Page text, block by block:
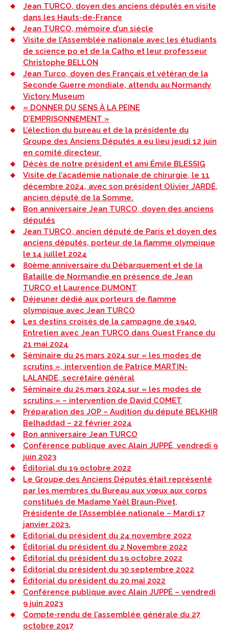
Jean TURCO, doyen des anciens députés en visite
dans les Hauts-de-France
Jean TURCO, mémoire d’un siècle
Visite de l’Assemblée nationale avec les étudiants
de science po et de la Catho et leur professeur
Christophe BELLON
Jean Turco, doyen des Français et vétéran de la
Seconde Guerre mondiale, attendu au Normandy
Victory Museum
« DONNER DU SENS À LA PEINE
D’EMPRISONNEMENT »
L’élection du bureau et de la présidente du
Groupe des Anciens Députés a eu lieu jeudi 12 juin
en comité directeur
Décès de notre président et ami Émile BLESSIG
Visite de l’académie nationale de chirurgie, le 11
décembre 2024, avec son président Olivier JARDÉ,
ancien député de la Somme.
Bon anniversaire Jean TURCO, doyen des anciens
députés
Jean TURCO, ancien député de Paris et doyen des
anciens députés, porteur de la flamme olympique
le 14 juillet 2024
80ème anniversaire du Débarquement et de la
Bataille de Normandie en présence de Jean
TURCO et Laurence DUMONT
Déjeuner dédié aux porteurs de flamme
olympique avec Jean TURCO
Les destins croisés de la campagne de 1940.
Entretien avec Jean TURCO dans Ouest France du
21 mai 2024
Séminaire du 25 mars 2024 sur « les modes de
scrutins », intervention de Patrice MARTIN-
LALANDE, secrétaire général
Séminaire du 25 mars 2024 sur « les modes de
scrutins » – intervention de David COMET
Préparation des JOP – Audition du député BELKHIR
Belhaddad – 22 février 2024
Bon anniversaire Jean TURCO
Conférence publique avec Alain JUPPÉ, vendredi 9
juin 2023
Éditorial du 19 octobre 2022
Le Groupe des Anciens Députés était représenté
par les membres du Bureau aux vœux aux corps
constitués de Madame Yaël Braun-Pivet,
Présidente de l’Assemblée nationale – Mardi 17
janvier 2023.
Editorial du président du 24 novembre 2022
Éditorial du président du 2 Novembre 2022
Éditorial du président du 19 octobre 2022
Éditorial du président du 30 septembre 2022
Éditorial du président du 20 mai 2022
Conférence publique avec Alain JUPPÉ – vendredi
9 juin 2023
Compte-rendu de l’assemblée générale du 27
octobre 2017